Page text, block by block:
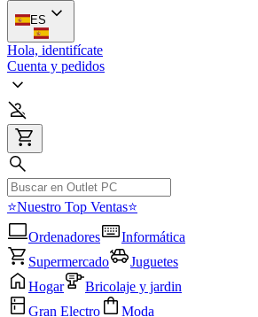
ES
Hola, identifícate
Cuenta y pedidos
⭐Nuestro Top Ventas⭐
Ordenadores
Informática
Supermercado
Juguetes
Hogar
Bricolaje y jardin
Gran Electro
Moda